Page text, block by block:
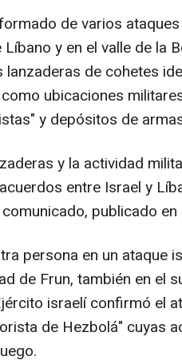
de varios
y en el valle de la
de cohetes
ubicaciones
y depósitos de
y la actividad
entre Israel y
publicado
persona en un ataque
de Frun, también en el
israelí confirmó el
de Hezbolá" cuyas